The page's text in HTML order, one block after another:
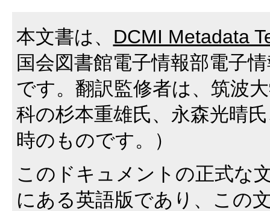
本文書は、 DCMI Metadata
国会図書館電子情報部電子
です。翻訳監修者は、筑波
科の杉本重雄氏、永森光晴
時のものです。）
このドキュメントの正式な
にある英語版であり、この